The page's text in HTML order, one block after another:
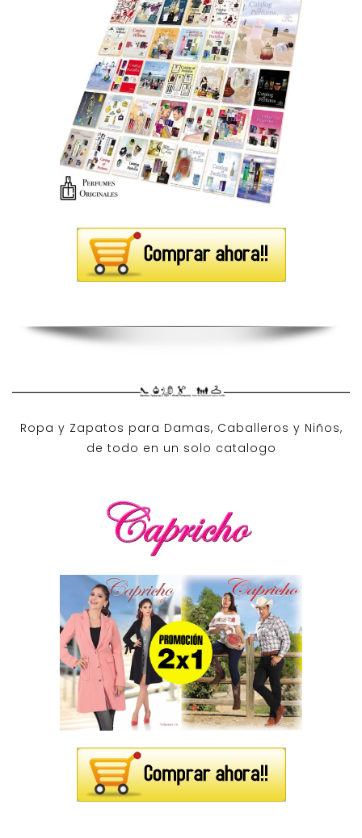
Ropa y Zapatos para Damas, Caballeros y Niños,
de todo en un solo catalogo